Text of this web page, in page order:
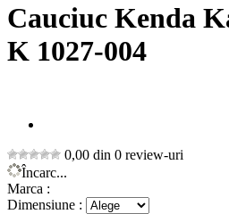
Cauciuc Kenda
K 1027-004
0,00 din 0 review-uri
Încarc...
Marca :
Dimensiune :